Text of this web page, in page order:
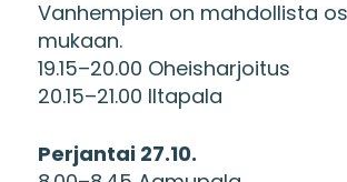
Vanhempien on mahdollista
mukaan.
19.15–20.00 Oheisharjoitus
20.15–21.00 Iltapala
Perjantai 27.10.